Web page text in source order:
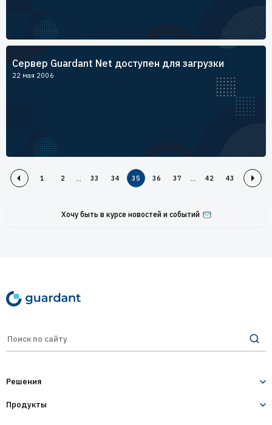
Сервер Guardant Net доступен для загрузки
22 мая 2006
1 2 ... 33 34 35 36 37 ... 42 43
Хочу быть в курсе новостей и событий
Решения
Лицензирование и защита ПО
Продукты